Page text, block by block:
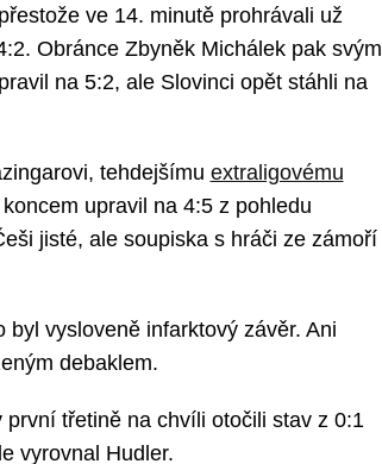
ve 14. minutě prohrávali už
Obránce Zbyněk Michálek pak svým
na 5:2, ale Slovinci opět stáhli na
tehdejšímu extraligovému
upravil na 4:5 z pohledu
jisté, ale soupiska s hráči ze zámoří
vysloveně infarktový závěr. Ani
debaklem.
třetině na chvíli otočili stav z 0:1
vyrovnal Hudler.